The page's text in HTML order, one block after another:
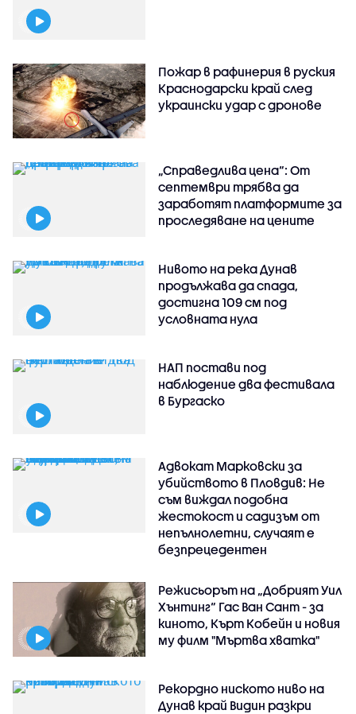
Пожар в рафинерия в руския
Краснодарски край след
украински удар с дронове
„Справедлива цена“: От
септември трябва да
заработят платформите за
проследяване на цените
Нивото на река Дунав
продължава да спада,
достигна 109 см под
условната нула
НАП постави под
наблюдение два фестивала
в Бургаско
Адвокат Марковски за
убийството в Пловдив: Не
съм виждал подобна
жестокост и садизъм от
непълнолетни, случаят е
безпрецедентен
Режисьорът на „Добрият Уил
Хънтинг“ Гас Ван Сант - за
киното, Кърт Кобейн и новия
му филм "Мъртва хватка"
Рекордно ниското ниво на
Дунав край Видин разкри